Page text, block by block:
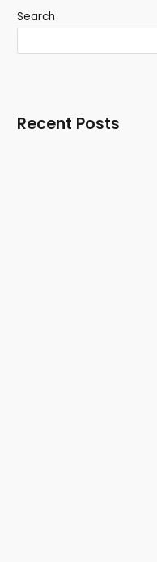
Search
Recent Posts